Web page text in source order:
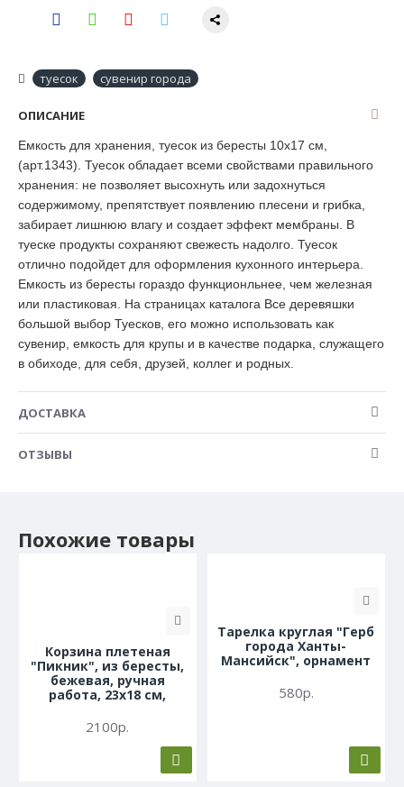
0.190 кг
Назначение емкость для сыпучих продуктов
туесок сувенир города
ОПИСАНИЕ
Емкость для хранения, туесок из бересты 10х17 см,
(арт.1343). Туесок обладает всеми свойствами правильного
хранения: не позволяет высохнуть или задохнуться
содержимому, препятствует появлению плесени и грибка,
забирает лишнюю влагу и создает эффект мембраны. В
туеске продукты сохраняют свежесть надолго. Туесок
отлично подойдет для оформления кухонного интерьера.
Емкость из бересты гораздо функционльнее, чем железная
или пластиковая. На страницах каталога Все деревяшки
большой выбор Туесков, его можно использовать как
сувенир, емкость для крупы и в качестве подарка, служащего
в обиходе, для себя, друзей, коллег и родных.
ДОСТАВКА
ОТЗЫВЫ
Похожие товары
Корзина плетеная
"Пикник", из бересты,
бежевая, ручная
работа, 23x18 см,
2100р.
Тарелка круглая "Герб
города Ханты-
Мансийск", орнамент
580р.